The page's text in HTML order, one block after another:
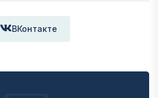
ВКонтакте